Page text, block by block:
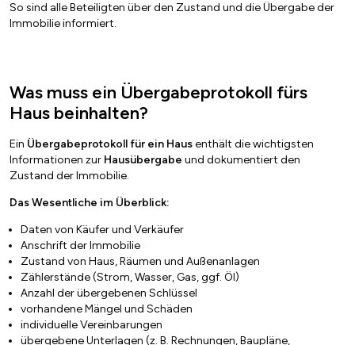
So sind alle Beteiligten über den Zustand und die Übergabe der
Immobilie informiert.
Was muss ein Übergabeprotokoll fürs
Haus beinhalten?
Ein Übergabeprotokoll für ein Hausenthält die wichtigsten
Informationen zur Hausübergabe und dokumentiert den
Zustand der Immobilie.
Das Wesentliche im Überblick:
Daten von Käufer und Verkäufer
Anschrift der Immobilie
Zustand von Haus, Räumen und Außenanlagen
Zählerstände (Strom, Wasser, Gas, ggf. Öl)
Anzahl der übergebenen Schlüssel
vorhandene Mängel und Schäden
individuelle Vereinbarungen
übergebene Unterlagen (z. B. Rechnungen, Baupläne,